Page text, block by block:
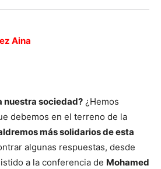
Aina
nuestra sociedad? ¿Hemos
debemos en el terreno de la
más solidarios de esta
algunas respuestas, desde
a la conferencia de Mohamed